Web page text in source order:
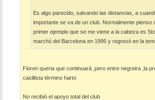
Es algo parecido, salvando las distancias, a
importante se va de un club. Normalmente pienso
primer ejemplo que se me viene a la cabeza es
marchó del Barcelona en 1995 y regresó en la
Floren queria que continuará ,pero entre negreira ,la
casillista término harto
No recibió el apoyo total del club